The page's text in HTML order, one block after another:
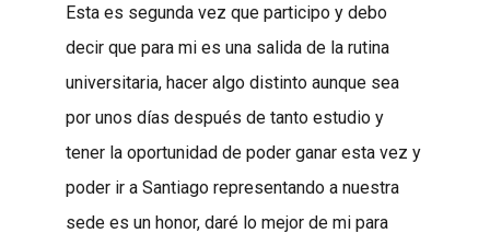
Esta es segunda vez que participo y debo
decir que para mi es una salida de la rutina
universitaria, hacer algo distinto aunque sea
por unos días después de tanto estudio y
tener la oportunidad de poder ganar esta vez y
poder ir a Santiago representando a nuestra
sede es un honor, daré lo mejor de mi para